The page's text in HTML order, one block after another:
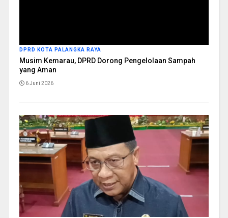
DPRD KOTA PALANGKA RAYA
Musim Kemarau, DPRD Dorong Pengelolaan Sampah
yang Aman
6 Juni 2026